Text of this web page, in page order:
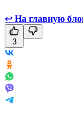
↩ На главную
3